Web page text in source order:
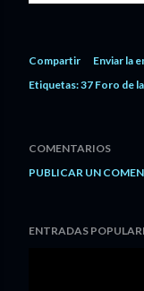
Compartir
Enviar la
Etiquetas:37 Foro de
COMENTARIOS
PUBLICAR UN
ENTRADAS